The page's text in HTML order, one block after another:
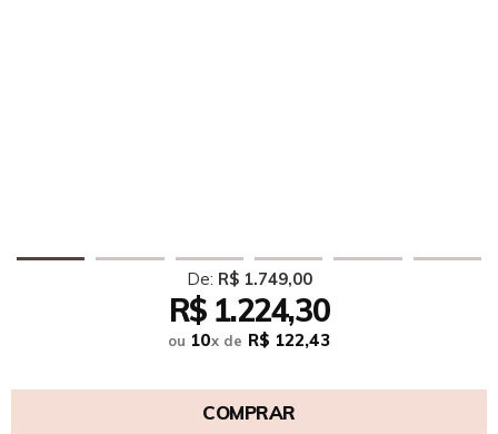
De: R$ 1.749,00
R$ 1.224,30
ou 10x de R$ 122,43
COMPRAR